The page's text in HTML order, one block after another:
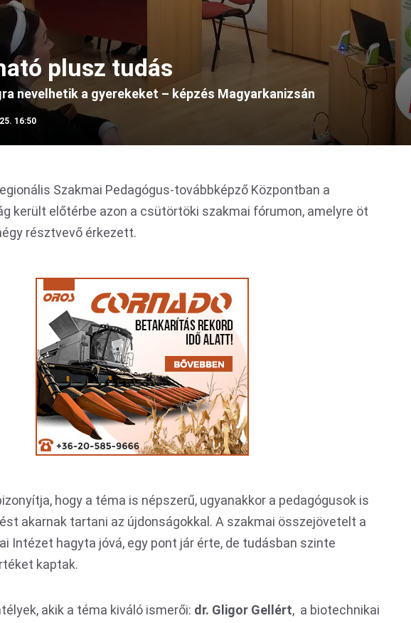
plusz tudás
nevelhetik a gyerekeket – képzés Magyarkanizsán
16:50
Szakmai Pedagógus-továbbképző Központban a
került előtérbe azon a csütörtöki szakmai fórumon, amelyre öt
résztvevő érkezett.
hogy a téma is népszerű, ugyanakkor a pedagógusok is
akarnak tartani az újdonságokkal. A szakmai összejövetelt a
Intézet hagyta jóvá, egy pont jár érte, de tudásban szinte
kaptak.
akik a téma kiváló ismerői: dr. Gligor Gellért, a biotechnikai